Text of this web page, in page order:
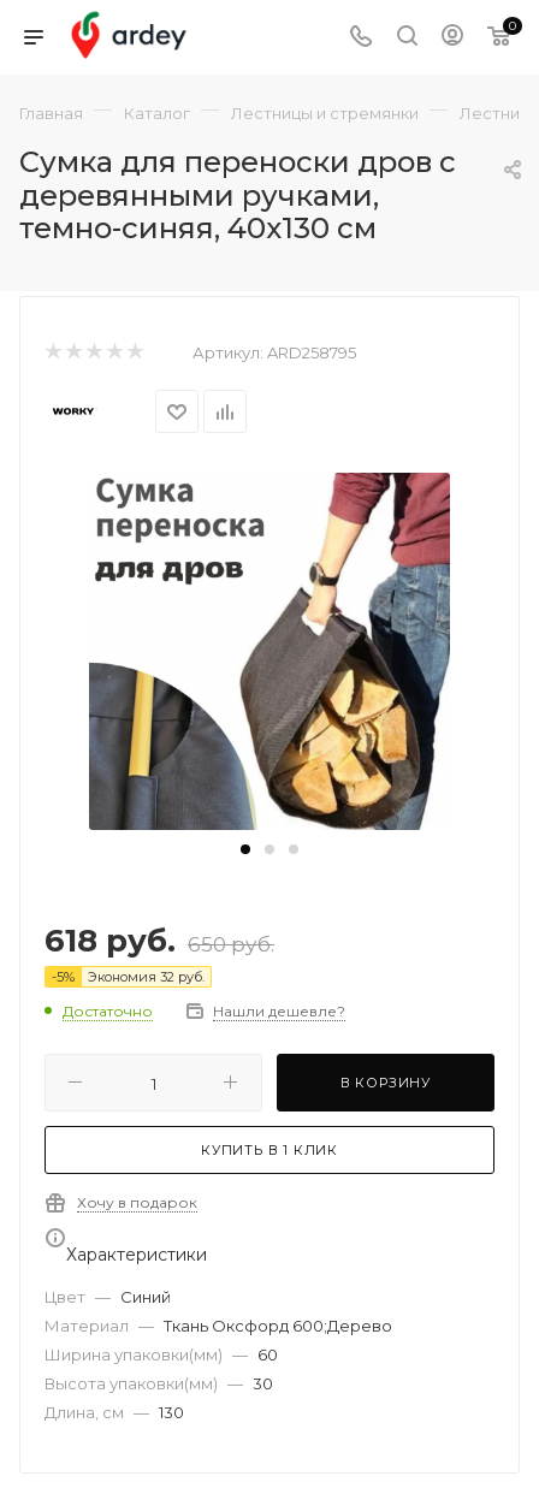
0
Главная — Каталог — Лестницы и стремянки —
Сумка для переноски дров с
деревянными ручками,
темно-синяя, 40х130 см
Артикул: ARD258795
618 руб. 650руб.
-5% Экономия 32 руб.
Достаточно Нашли дешевле?
В КОРЗИНУ
КУПИТЬ В 1 КЛИК
Хочу в подарок
Характеристики
Цвет — Синий
Материал — Ткань Оксфорд 600;Дерево
Ширина упаковки(мм) — 60
Высота упаковки(мм) — 30
Длина, см — 130